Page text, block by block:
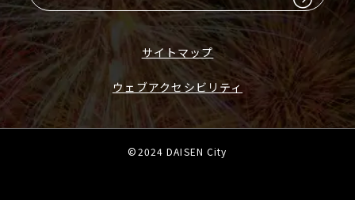
サイトマップ
ウェブアクセシビリティ
©2024 DAISEN City